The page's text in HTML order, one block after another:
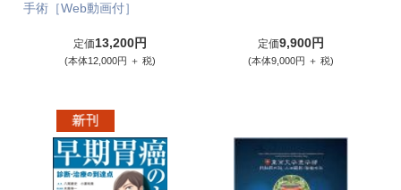
手術［Web動画付］
定価13,200円
(本体12,000円 ＋ 税)
定価9,900円
(本体9,000円 ＋ 税)